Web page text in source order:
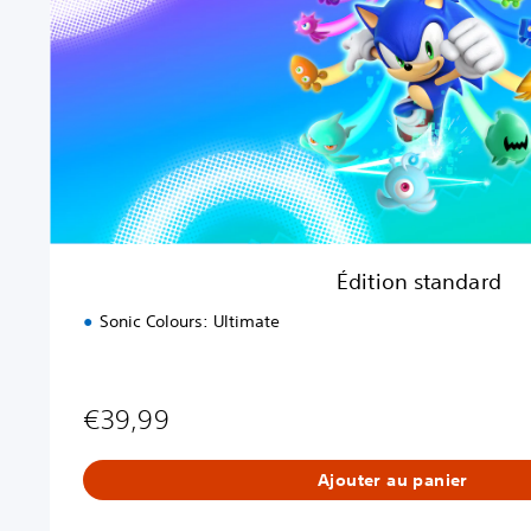
s
t
Édition standard
Sonic Colours: Ultimate
€39,99
Ajouter au panier